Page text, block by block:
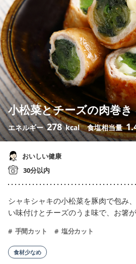
小松菜とチーズの肉巻き
エネルギー278 kcal 食塩相当量
おいしい健康
30分以内
シャキシャキの小松菜を豚肉で包み
い味付けとチーズのうま味で、お箸が
手間カット 塩分カット
食材少なめ